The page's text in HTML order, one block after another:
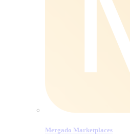
Mergado Marketplaces